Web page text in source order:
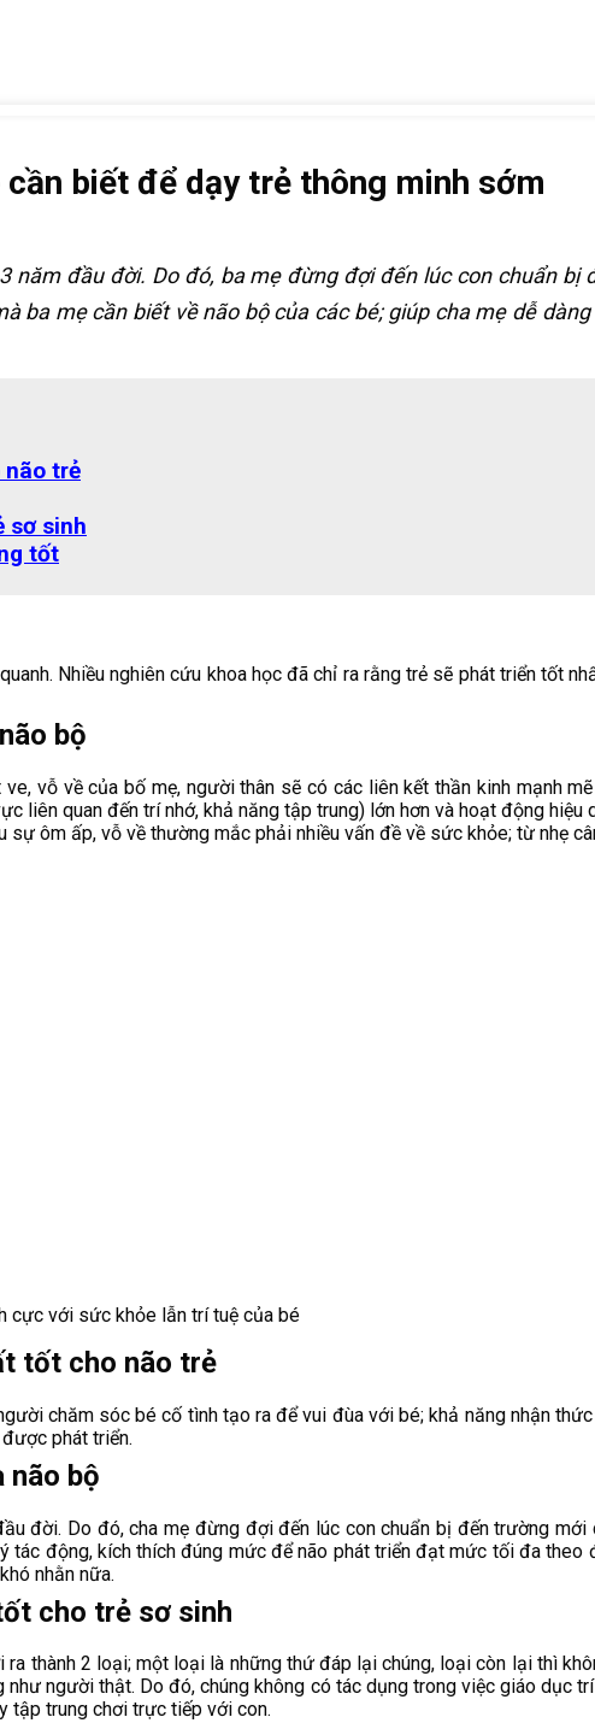
biết để dạy trẻ thông minh sớm
đầu đời. Do đó, ba mẹ đừng đợi đến lúc con chuẩn
ba mẹ cần biết về não bộ của các bé; giúp cha mẹ dễ
não trẻ
sơ sinh
tốt
Nhiều nghiên cứu khoa học đã chỉ ra rằng trẻ sẽ phát triển tốt
bộ
vỗ về của bố mẹ, người thân sẽ có các liên kết thần kinh mạnh
liên quan đến trí nhớ, khả năng tập trung) lớn hơn và hoạt động hiệu
ôm ấp, vỗ về thường mắc phải nhiều vấn đề về sức khỏe; từ nhẹ
cực với sức khỏe lẫn trí tuệ của bé
tốt cho não trẻ
chăm sóc bé cố tình tạo ra để vui đùa với bé; khả năng nhận
phát triển.
não bộ
đời. Do đó, cha mẹ đừng đợi đến lúc con chuẩn bị đến trường
tác động, kích thích đúng mức để não phát triển đạt mức tối đa theo
nhằn nữa.
cho trẻ sơ sinh
thành 2 loại; một loại là những thứ đáp lại chúng, loại còn lại thì
người thật. Do đó, chúng không có tác dụng trong việc giáo dục
tập trung chơi trực tiếp với con.